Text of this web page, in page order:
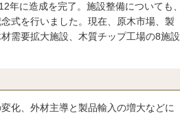
に造成を完了。施設整備についても、
式を行いました。現在、原木市場、製
需要拡大施設、木質チップ工場の8施設
化、外材主導と製品輸入の増大などに